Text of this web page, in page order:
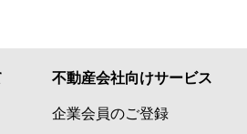
不動産会社向けサービス
企業会員のご登録